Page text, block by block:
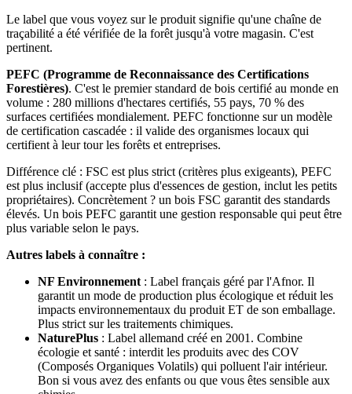
Le label que vous voyez sur le produit signifie qu'une chaîne de
traçabilité a été vérifiée de la forêt jusqu'à votre magasin. C'est
pertinent.
PEFC (Programme de Reconnaissance des Certifications
Forestières). C'est le premier standard de bois certifié au monde en
volume : 280 millions d'hectares certifiés, 55 pays, 70 % des
surfaces certifiées mondialement. PEFC fonctionne sur un modèle
de certification cascadée : il valide des organismes locaux qui
certifient à leur tour les forêts et entreprises.
Différence clé : FSC est plus strict (critères plus exigeants), PEFC
est plus inclusif (accepte plus d'essences de gestion, inclut les petits
propriétaires). Concrètement ? un bois FSC garantit des standards
élevés. Un bois PEFC garantit une gestion responsable qui peut être
plus variable selon le pays.
Autres labels à connaître :
NF Environnement : Label français géré par l'Afnor. Il
garantit un mode de production plus écologique et réduit les
impacts environnementaux du produit ET de son emballage.
Plus strict sur les traitements chimiques.
NaturePlus : Label allemand créé en 2001. Combine
écologie et santé : interdit les produits avec des COV
(Composés Organiques Volatils) qui polluent l'air intérieur.
Bon si vous avez des enfants ou que vous êtes sensible aux